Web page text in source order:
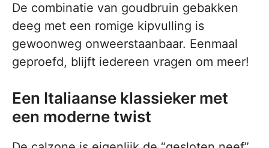
De combinatie van goudbruin gebakken
deeg met een romige kipvulling is
gewoonweg onweerstaanbaar. Eenmaal
geproefd, blijft iedereen vragen om meer!
Een Italiaanse klassieker met
een moderne twist